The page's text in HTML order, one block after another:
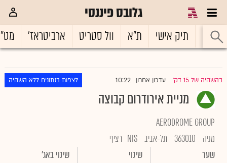
גלובס פיננסי
ראשי תיק אישי ת"א וול סטריט ארביטראז'
בהשהיה של 15 דק' עדכון אחרון 10:22 לצפות בנתונים ללא השהיה
מניית אירודרום קבוצה
AERODROME GROUP
מניה
363010 תל-אביב NIS רציף
שער
שינוי שינוי באג'